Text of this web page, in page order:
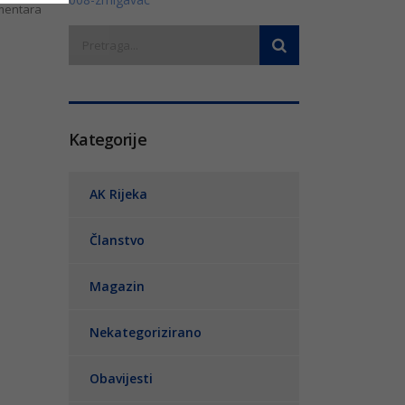
Kategorije
AK Rijeka
Članstvo
Magazin
Nekategorizirano
Obavijesti